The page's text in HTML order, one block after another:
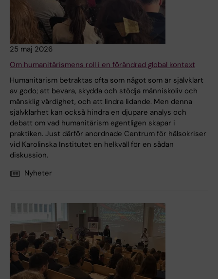
25 maj 2026
Om humanitärismens roll i en förändrad global kontext
Humanitärism betraktas ofta som något som är självklart
av godo; att bevara, skydda och stödja människoliv och
mänsklig värdighet, och att lindra lidande. Men denna
självklarhet kan också hindra en djupare analys och
debatt om vad humanitärism egentligen skapar i
praktiken. Just därför anordnade Centrum för hälsokriser
vid Karolinska Institutet en helkväll för en sådan
diskussion.
Nyheter